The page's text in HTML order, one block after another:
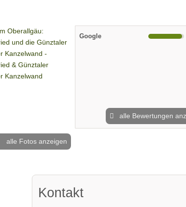
alle Fotos anzeigen
Google
alle Bewertungen
Kontakt